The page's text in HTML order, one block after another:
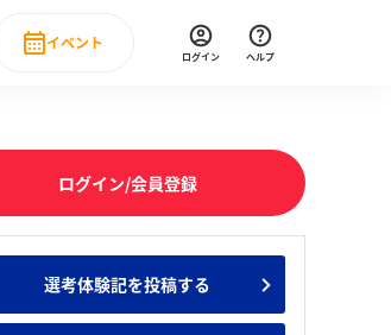
ンキング みんなのインターン人気企業ランキ
タビュー
イベント
直近のイベント一覧
ログイン ヘルプ
ログイン/会員登録
選考体験記を投稿する